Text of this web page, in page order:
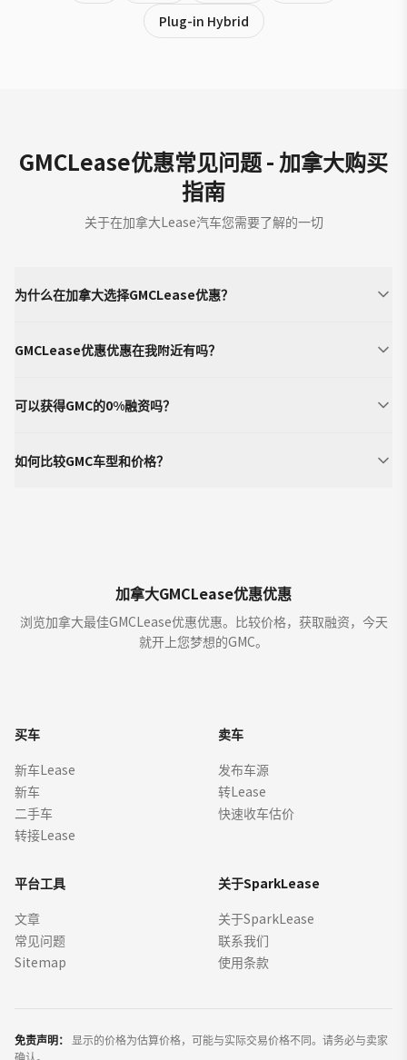
Plug-in Hybrid
GMCLease优惠常见问题 - 加拿大购买
指南
关于在加拿大Lease汽车您需要了解的一切
为什么在加拿大选择GMCLease优惠？
GMCLease优惠优惠在我附近有吗？
可以获得GMC的0%融资吗？
如何比较GMC车型和价格？
加拿大GMCLease优惠优惠
浏览加拿大最佳GMCLease优惠优惠。比较价格，获取融资，今天
就开上您梦想的GMC。
买车
新车Lease
新车
二手车
转接Lease
卖车
发布车源
转Lease
快速收车估价
平台工具
文章
常见问题
Sitemap
关于SparkLease
关于SparkLease
联系我们
使用条款
免责声明：
显示的价格为估算价格，可能与实际交易价格不同。请务必与卖家
确认。